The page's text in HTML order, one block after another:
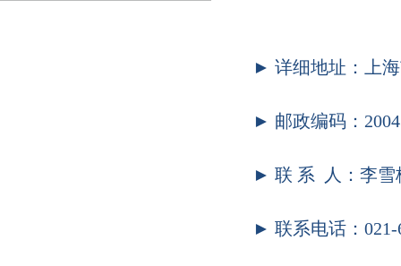
► 详细地址：上
► 邮政编码：
► 联 系 人：李雪
► 联系电话：021-